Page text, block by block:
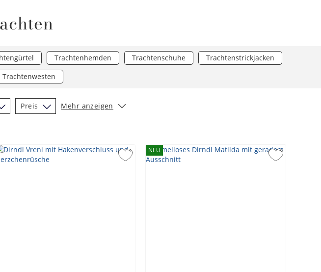
Trachtenhemden Trachtenschuhe
Trachtenstrickjacken
Trachtenwesten
Preis
Mehr anzeigen
NEU